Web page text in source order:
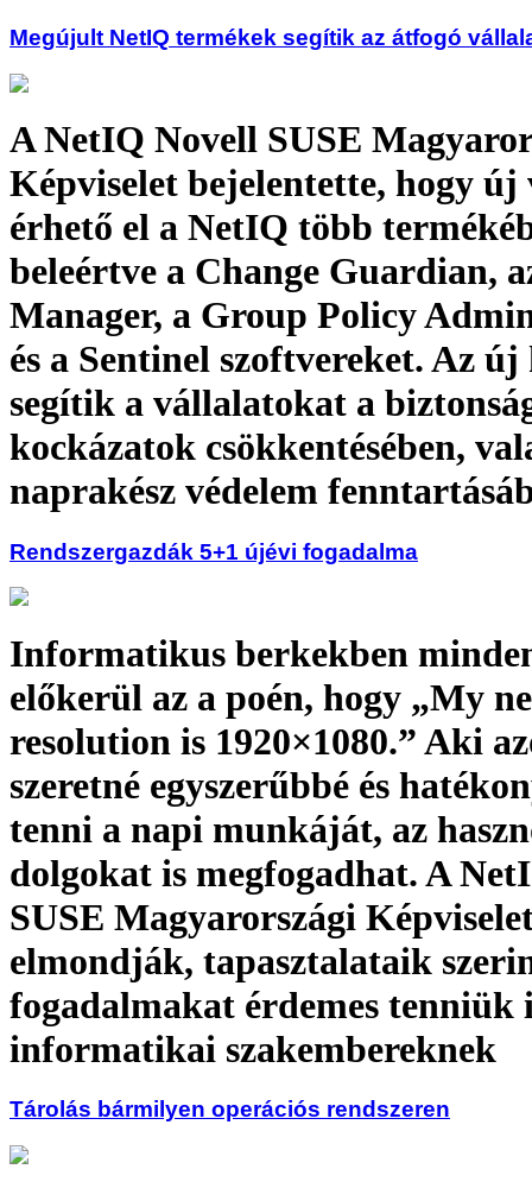
Megújult NetIQ termékek segítik az átfogó
A NetIQ Novell SUSE
Képviselet bejelentette, hogy új
érhető el a NetIQ több
beleértve a Change Guardian,
Manager, a Group Policy
és a Sentinel szoftvereket. Az
segítik a vállalatokat a
kockázatok csökkentésében,
naprakész védelem
Rendszergazdák 5+1 újévi fogadalma
Informatikus berkekben
előkerül az a poén, hogy „My
resolution is 1920×1080.” Aki
szeretné egyszerűbbé és
tenni a napi munkáját, az
dolgokat is megfogadhat. A
SUSE Magyarországi
elmondják, tapasztalataik
fogadalmakat érdemes tenniük
informatikai szakembereknek
Tárolás bármilyen operációs rendszeren